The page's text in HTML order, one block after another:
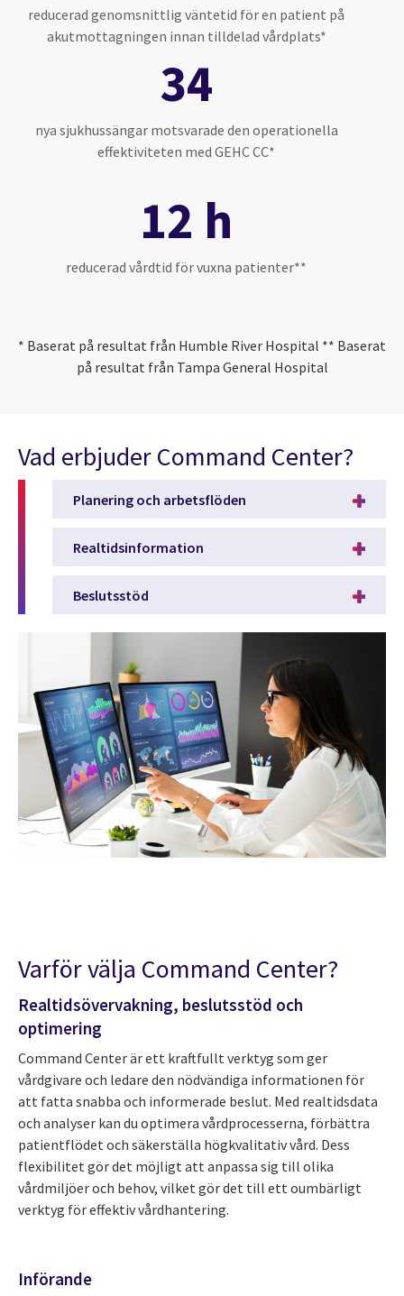
reducerad genomsnittlig väntetid för en patient på
akutmottagningen innan tilldelad vårdplats*
34
nya sjukhussängar motsvarade den operationella
effektiviteten med GEHC CC*
12 h
reducerad vårdtid för vuxna patienter**
* Baserat på resultat från Humble River Hospital ** Baserat
på resultat från Tampa General Hospital
Vad erbjuder Command Center?
Planering och arbetsflöden
Realtidsinformation
Beslutsstöd
Varför välja Command Center?
Realtidsövervakning, beslutsstöd och
optimering
Command Center är ett kraftfullt verktyg som ger
vårdgivare och ledare den nödvändiga informationen för
att fatta snabba och informerade beslut. Med realtidsdata
och analyser kan du optimera vårdprocesserna, förbättra
patientflödet och säkerställa högkvalitativ vård. Dess
flexibilitet gör det möjligt att anpassa sig till olika
vårdmiljöer och behov, vilket gör det till ett oumbärligt
verktyg för effektiv vårdhantering.
Införande